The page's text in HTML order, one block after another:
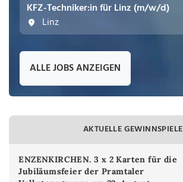
KFZ-Techniker:in für Linz (m/w/d)
Linz
ALLE JOBS ANZEIGEN
AKTUELLE GEWINNSPIELE
ENZENKIRCHEN. 3 x 2 Karten für die
Jubiläumsfeier der Pramtaler